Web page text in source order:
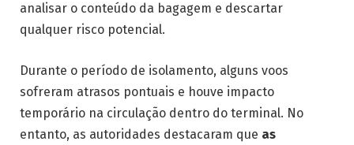
analisar o conteúdo da bagagem e descartar
qualquer risco potencial.
Durante o período de isolamento, alguns voos
sofreram atrasos pontuais e houve impacto
temporário na circulação dentro do terminal. No
entanto, as autoridades destacaram que as